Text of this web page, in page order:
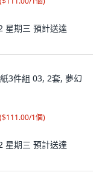
星期三 預計送達
3件組 03, 2套, 夢幻
($111.00/1個)
星期三 預計送達